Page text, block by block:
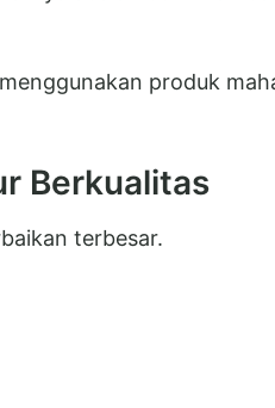
produk
Berkualitas
terbesar.